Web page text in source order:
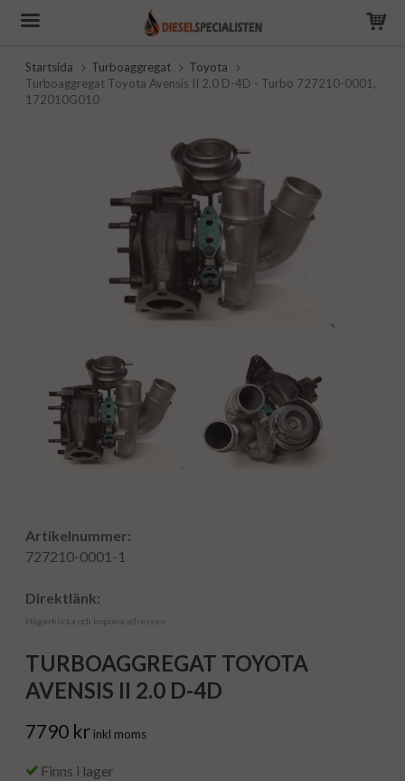
Startsida Turboaggregat
Toyota
Turboaggregat Toyota Avensis II 2.0 D-4D - Turbo 727210-0001,
172010G010
Artikelnummer:
727210-0001-1
Direktlänk:
Högerklicka och kopiera adressen
TURBOAGGREGAT TOYOTA
AVENSIS II 2.0 D-4D
7790 kr inkl moms
Finns i lager